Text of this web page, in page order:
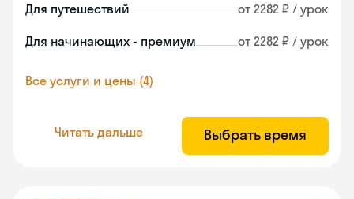
Для путешествий от 2282 ₽ / урок
Для начинающих - премиум от 2282 ₽ / урок
Все услуги и цены (4)
Читать дальше Выбрать время